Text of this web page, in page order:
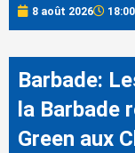
8 août 2026 18:00
Barbade:
la Barbade
Green aux